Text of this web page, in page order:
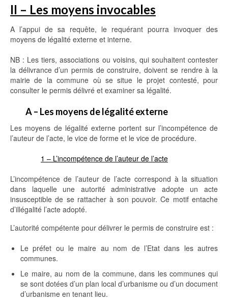
II – Les moyens invocables
A l’appui de sa requête, le requérant pourra invoquer des
moyens de légalité externe et interne.
NB : Les tiers, associations ou voisins, qui souhaitent contester
la délivrance d’un permis de construire, doivent se rendre à la
mairie de la commune où se situe le projet contesté, pour
consulter le permis délivré et examiner sa légalité.
A – Les moyens de légalité externe
Les moyens de légalité externe portent sur l’incompétence de
l’auteur de l’acte, le vice de forme et le vice de procédure.
1 – L’incompétence de l’auteur de l’acte
L’incompétence de l’auteur de l’acte correspond à la situation
dans laquelle une autorité administrative adopte un acte
insusceptible de se rattacher à son pouvoir. Ce motif entache
d’illégalité l’acte adopté.
L’autorité compétente pour délivrer le permis de construire est :
Le préfet ou le maire au nom de l’Etat dans les autres
communes.
Le maire, au nom de la commune, dans les communes qui
se sont dotées d’un plan local d’urbanisme ou d’un document
d’urbanisme en tenant lieu.